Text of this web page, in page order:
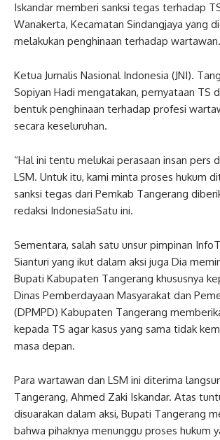
Iskandar memberi sanksi tegas terhadap
Wanakerta, Kecamatan Sindangjaya yang
melakukan penghinaan terhadap wartawan.
Ketua Jurnalis Nasional Indonesia (JNI).
Sopiyan Hadi mengatakan, pernyataan TS
bentuk penghinaan terhadap profesi
secara keseluruhan.
“Hal ini tentu melukai perasaan insan pers
LSM. Untuk itu, kami minta proses hukum
sanksi tegas dari Pemkab Tangerang
redaksi IndonesiaSatu ini.
Sementara, salah satu unsur pimpinan
Sianturi yang ikut dalam aksi juga Dia
Bupati Kabupaten Tangerang khususnya
Dinas Pemberdayaan Masyarakat dan
(DPMPD) Kabupaten Tangerang
kepada TS agar kasus yang sama tidak
masa depan.
Para wartawan dan LSM ini diterima
Tangerang, Ahmed Zaki Iskandar. Atas
disuarakan dalam aksi, Bupati Tangerang
bahwa pihaknya menunggu proses hukum